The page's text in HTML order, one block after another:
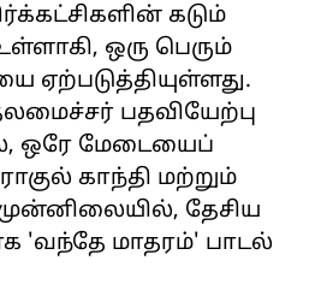
கடும்
ஒரு பெரும்
ஏற்படுத்தியுள்ளது.
பதவியேற்பு
ஒரே மேடையைப்
காந்தி மற்றும்
தேசிய
'வந்தே மாதரம்' பாடல்